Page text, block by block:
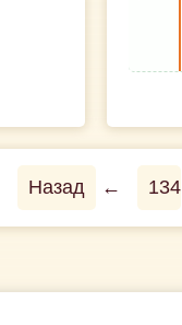
Назад ← 134